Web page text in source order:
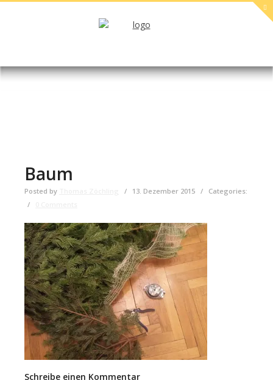
Baum
Posted by / 13. Dezember 2015 /
Categories:
/
Schreibe einen Kommentar